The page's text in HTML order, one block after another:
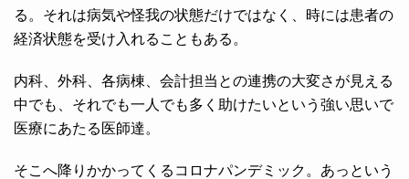
る。それは病気や怪我の状態だけではなく、時には患者の
経済状態を受け入れることもある。
内科、外科、各病棟、会計担当との連携の大変さが見える
中でも、それでも一人でも多く助けたいという強い思いで
医療にあたる医師達。
そこへ降りかかってくるコロナパンデミック。あっという